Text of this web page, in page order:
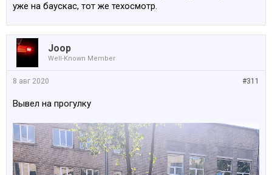
уже на баускас, тот же техосмотр.
Joop
Well-Known Member
#311
8 авг 2020
Вывел на прогулку